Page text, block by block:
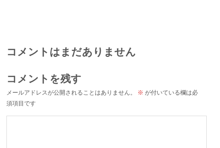
コメントはまだありません
コメントを残す
メールアドレスが公開されることはありません。 ※ が付いている欄は必
須項目です